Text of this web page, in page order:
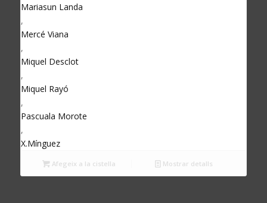
Mariasun Landa
,
Mercé Viana
,
Miquel Desclot
,
Miquel Rayó
,
Pascuala Morote
,
X.Mínguez
Afegeix a la cistella Mostrar detalls